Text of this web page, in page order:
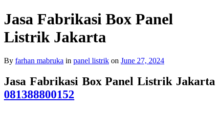
Jasa Fabrikasi Box Panel
Listrik Jakarta
By farhan mabruka in panel listrik on June 27, 2024
Jasa Fabrikasi Box Panel Listrik Jakarta
081388800152